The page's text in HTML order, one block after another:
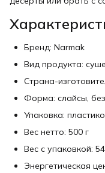
Бренд: Narmak
Вид продукта:
Страна-
Форма: слайсы,
Упаковка:
Вес нетто: 500 г
Вес с упаковкой:
Энергетическая